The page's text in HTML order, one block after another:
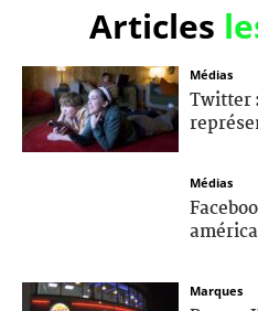
Articles
Médias
Twitter
Médias
Marques